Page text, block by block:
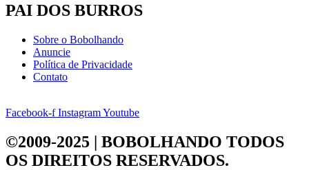
PAI DOS BURROS
Sobre o Bobolhando
Anuncie
Política de Privacidade
Contato
Facebook-f InstagramYoutube
©2009-2025 | BOBOLHANDO TODOS
OS DIREITOS RESERVADOS.